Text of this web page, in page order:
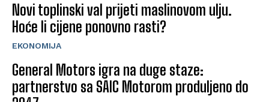
Novi toplinski val prijeti maslinovom ulju.
Hoće li cijene ponovno rasti?
EKONOMIJA
General Motors igra na duge staze:
partnerstvo sa SAIC Motorom produljeno do